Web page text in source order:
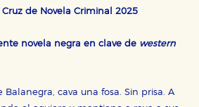
de Novela Criminal 2025
novela negra en clave de western
Balanegra, cava una fosa. Sin prisa. A